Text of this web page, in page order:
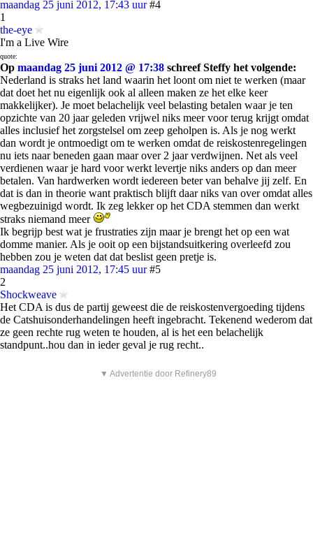
maandag 25 juni 2012, 17:43 uur #4
1
the-eye
I'm a Live Wire
quote:
Op maandag 25 juni 2012 @ 17:38 schreef Steffy het volgende:
Nederland is straks het land waarin het loont om niet te werken (maar
dat doet het nu eigenlijk ook al alleen maken ze het elke keer
makkelijker). Je moet belachelijk veel belasting betalen waar je ten
opzichte van 20 jaar geleden vrijwel niks meer voor terug krijgt omdat
alles inclusief het zorgstelsel om zeep geholpen is. Als je nog werkt
dan wordt je ontmoedigt om te werken omdat de reiskostenregelingen
nu iets naar beneden gaan maar over 2 jaar verdwijnen. Net als veel
verdienen waar je hard voor werkt levertje niks anders op dan meer
betalen. Van hardwerken wordt iedereen beter van behalve jij zelf. En
dat is dan in theorie want praktisch blijft daar niks van over omdat alles
wegbezuinigd wordt. Ik zeg lekker op het CDA stemmen dan werkt
straks niemand meer
Ik begrijp best wat je frustraties zijn maar je brengt het op een wat
domme manier. Als je ooit op een bijstandsuitkering overleefd zou
hebben zou je weten dat dat beslist geen pretje is.
maandag 25 juni 2012, 17:45 uur #5
2
Shockweave
Het CDA is dus de partij geweest die de reiskostenvergoeding tijdens
de Catshuisonderhandelingen heeft ingebracht. Tekenend wederom dat
ze geen rechte rug weten te houden, al is het een belachelijk
standpunt..hou dan in ieder geval je rug recht..
▼ Advertentie door Refinery89